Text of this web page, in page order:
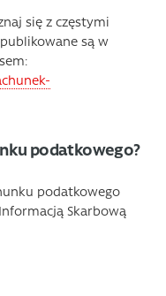
się z częstymi
są w
podatkowego?
podatkowego
Skarbową